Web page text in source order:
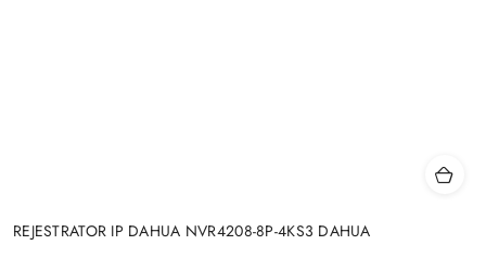
REJESTRATOR IP DAHUA NVR4208-8P-4KS3 DAHUA